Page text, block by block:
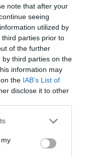
note that after your
seeing
utilized by
parties prior to
of the further
third parties on the
information may
the IAB’s List of
disclose it to other